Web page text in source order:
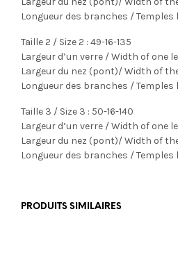
Longueur des branches / Temples
Taille 2 / Size 2 : 49-16-135
Largeur d’un verre / Width of one
Largeur du nez (pont)/ Width of
Longueur des branches / Temples
Taille 3 / Size 3 : 50-16-140
Largeur d’un verre / Width of one
Largeur du nez (pont)/ Width of
Longueur des branches / Temples
PRODUITS SIMILAIRES